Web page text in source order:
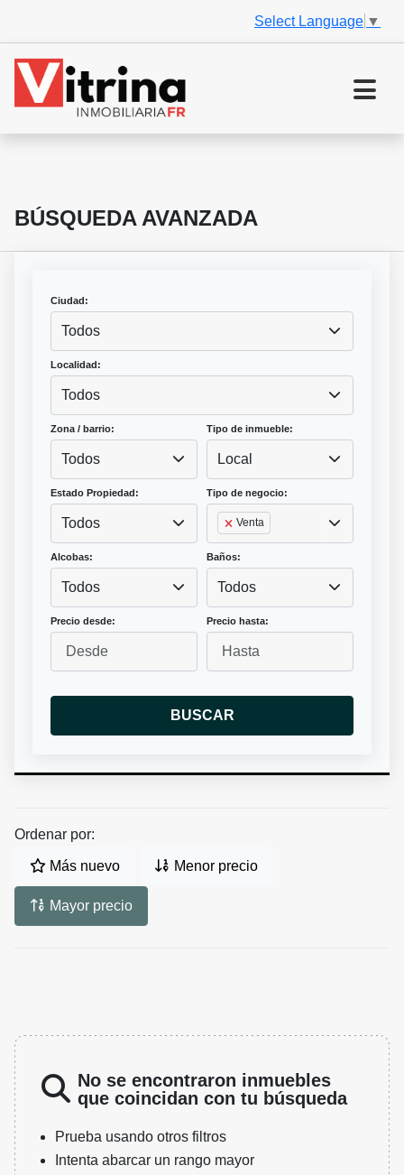
Select Language ▼
BÚSQUEDA AVANZADA
Ciudad:
Todos
Localidad:
Todos
Zona / barrio:
Todos
Tipo de inmueble:
Local
Estado Propiedad:
Todos
Tipo de negocio:
Venta
Alcobas:
Todos
Baños:
Todos
Precio desde: Precio hasta:
BUSCAR
Ordenar por:
Más nuevo Menor precio
Mayor precio
No se encontraron inmuebles
que coincidan con tu búsqueda
Prueba usando otros filtros
Intenta abarcar un rango mayor